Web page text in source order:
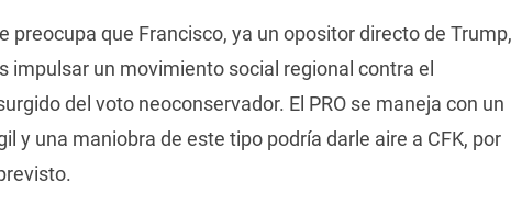
preocupa que Francisco, ya un opositor directo de Trump,
impulsar un movimiento social regional contra el
del voto neoconservador. El PRO se maneja con un
y una maniobra de este tipo podría darle aire a CFK, por